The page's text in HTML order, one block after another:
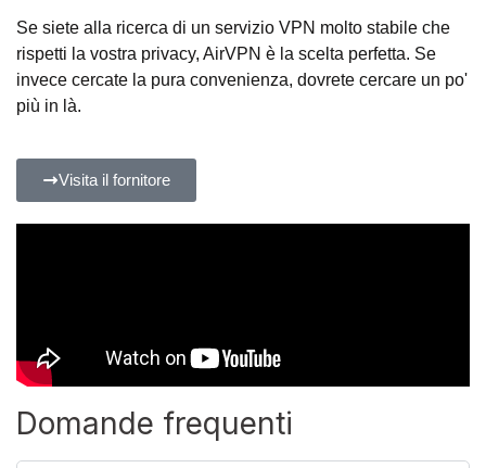
Se siete alla ricerca di un servizio VPN molto stabile che
rispetti la vostra privacy, AirVPN è la scelta perfetta. Se
invece cercate la pura convenienza, dovrete cercare un po'
più in là.
Visita il fornitore
Domande frequenti